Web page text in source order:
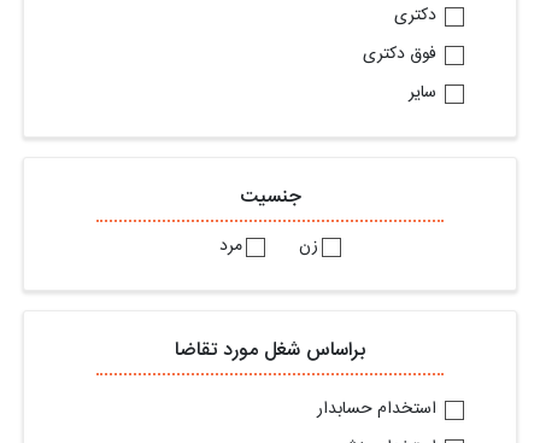
دکتری
فوق دکتری
سایر
جنسیت
زن مرد
براساس شغل مورد تقاضا
استخدام حسابدار